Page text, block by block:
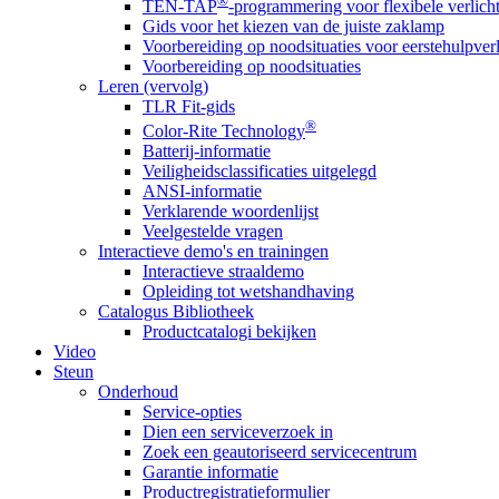
TEN-TAP -programmering voor flexibele
Gids voor het kiezen van de juiste zaklamp
Voorbereiding op noodsituaties voor
Voorbereiding op noodsituaties
Leren (vervolg)
TLR Fit-gids
Color-Rite Technology®
Batterij-informatie
Veiligheidsclassificaties uitgelegd
ANSI-informatie
Verklarende woordenlijst
Veelgestelde vragen
Interactieve demo's en trainingen
Interactieve straaldemo
Opleiding tot wetshandhaving
Catalogus Bibliotheek
Productcatalogi bekijken
Video
Steun
Onderhoud
Service-opties
Dien een serviceverzoek in
Zoek een geautoriseerd servicecentrum
Garantie informatie
Productregistratieformulier